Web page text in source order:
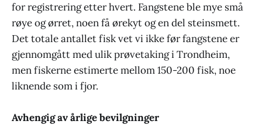
for registrering etter hvert. Fangstene ble mye små
røye og ørret, noen få ørekyt og en del steinsmett.
Det totale antallet fisk vet vi ikke før fangstene er
gjennomgått med ulik prøvetaking i Trondheim,
men fiskerne estimerte mellom 150-200 fisk, noe
liknende som i fjor.
Avhengig av årlige bevilgninger